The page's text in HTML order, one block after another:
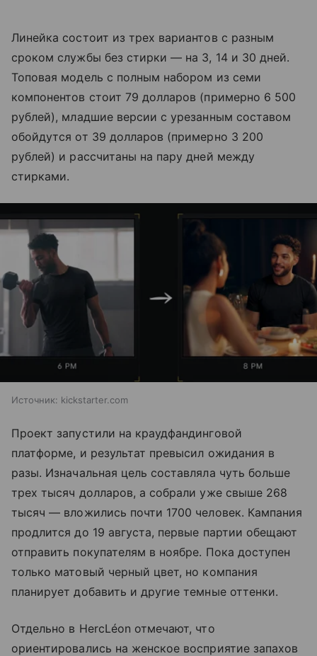
Линейка состоит из трех вариантов с разным
сроком службы без стирки — на 3, 14 и 30 дней.
Топовая модель с полным набором из семи
компонентов стоит 79 долларов (примерно 6 500
рублей), младшие версии с урезанным составом
обойдутся от 39 долларов (примерно 3 200
рублей) и рассчитаны на пару дней между
стирками.
Источник: kickstarter.com
Проект запустили на краудфандинговой
платформе, и результат превысил ожидания в
разы. Изначальная цель составляла чуть больше
трех тысяч долларов, а собрали уже свыше 268
тысяч — вложились почти 1700 человек. Кампания
продлится до 19 августа, первые партии обещают
отправить покупателям в ноябре. Пока доступен
только матовый черный цвет, но компания
планирует добавить и другие темные оттенки.
Отдельно в HercLéon отмечают, что
ориентировались на женское восприятие запахов